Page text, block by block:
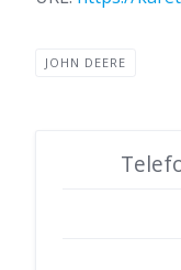
JOHN DEERE